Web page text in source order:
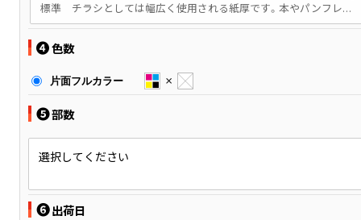
標準 チラシとしては幅広く使用される紙厚です。本やパンフレットでは、やや薄手の印象です。
❹色数
片面フルカラー
❺部数
選択してください
❻出荷日